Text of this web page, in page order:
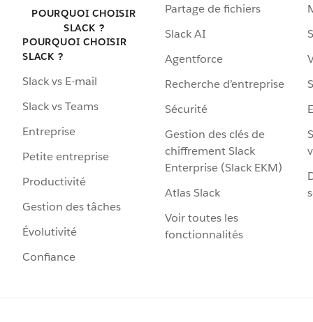
POURQUOI CHOISIR
SLACK ?
POURQUOI CHOISIR
SLACK ?
Slack vs E-mail
Slack vs Teams
Entreprise
Petite entreprise
Productivité
Gestion des tâches
Évolutivité
Confiance
Partage de fichiers
Slack AI
Agentforce
Recherche d’entreprise
Sécurité
Gestion des clés de
chiffrement Slack
Enterprise (Slack EKM)
Atlas Slack
Voir toutes les
fonctionnalités